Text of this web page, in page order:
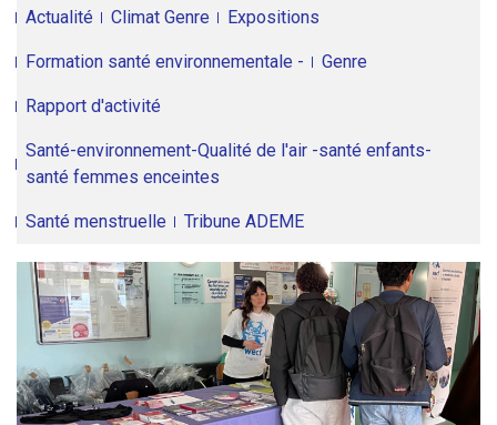
Actualité Climat Genre Expositions
Formation santé environnementale - Genre
Rapport d'activité
Santé-environnement-Qualité de l'air -santé enfants-
santé femmes enceintes
Santé menstruelle Tribune ADEME